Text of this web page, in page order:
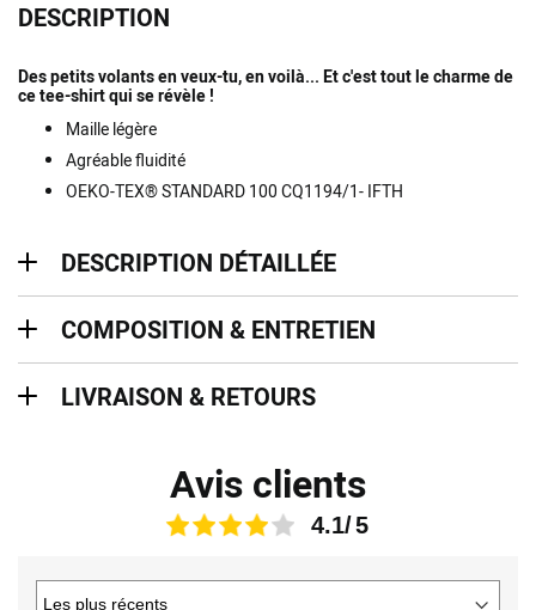
DESCRIPTION
Des petits volants en veux-tu, en voilà... Et c'est tout le charme de
ce tee-shirt qui se révèle !
Maille légère
Agréable fluidité
OEKO-TEX® STANDARD 100 CQ1194/1- IFTH
DESCRIPTION DÉTAILLÉE
COMPOSITION & ENTRETIEN
LIVRAISON & RETOURS
Avis clients
4.1